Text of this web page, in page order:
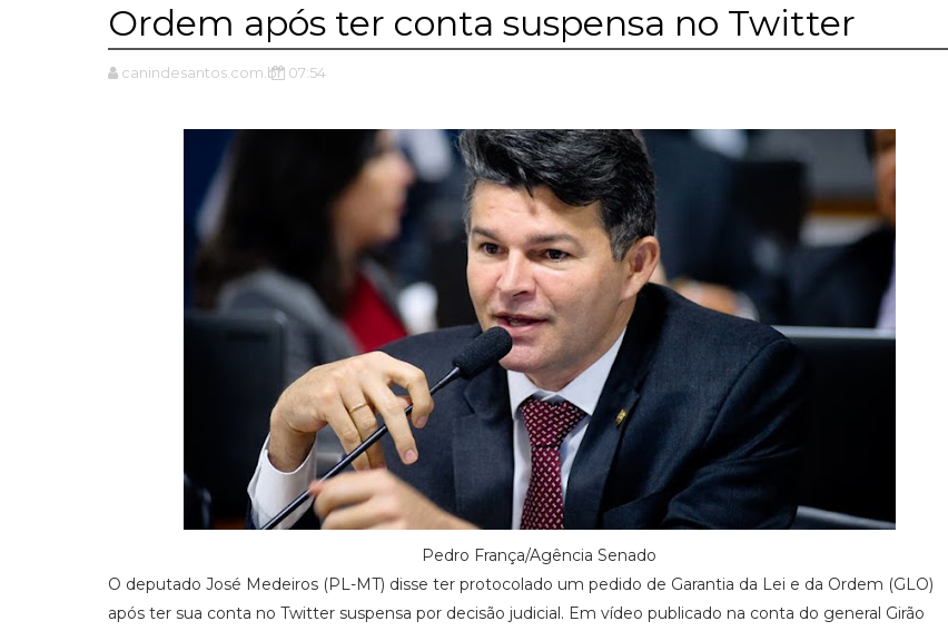
Ordem após ter conta suspensa no Twitter
canindesantos.com.br 07:54
Pedro França/Agência Senado
O deputado José Medeiros (PL-MT) disse ter protocolado um pedido de Garantia da Lei e da Ordem (GLO)
após ter sua conta no Twitter suspensa por decisão judicial. Em vídeo publicado na conta do general Girão